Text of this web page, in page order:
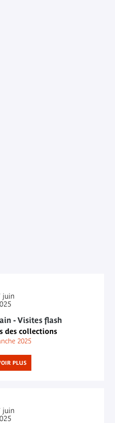
juin
- Visites flash
des collections
2025
PLUS
juin